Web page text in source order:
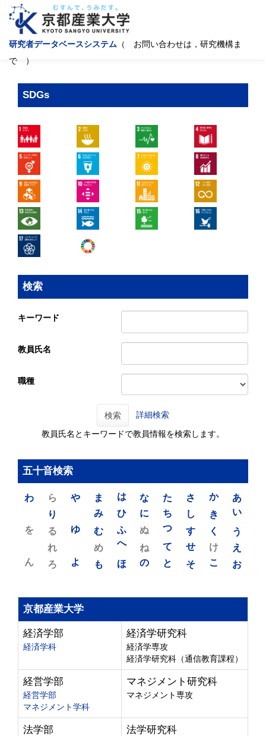
研究者データベースシステム （ お問い合わせは，研究機構ま
で ）
SDGs
検索
キーワード
教員氏名
職種
検索 詳細検索
教員氏名とキーワードで教員情報を検索します。
五十音検索
あ
い
う
え
お
か
き
く
け
こ
さ
し
す
せ
そ
た
ち
つ
て
と
な
に
ぬ
ね
の
は
ひ
ふ
へ
ほ
ま
み
む
め
も
や
ゆ
よ
ら
り
る
れ
ろ
わ
を
ん
京都産業大学
経済学部
経済学科
経済学研究科
経済学専攻
経済学研究科（通信教育課程）
経営学部
経営学部
マネジメント学科
マネジメント研究科
マネジメント専攻
法学部 法学研究科